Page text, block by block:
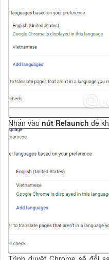
Nhấn vào nút Relaunch để